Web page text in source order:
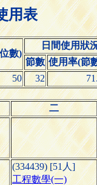
用表
數)
日間使用狀
節數 使用率(節
50 32
二
(334439) [51人]
工程數學(一)